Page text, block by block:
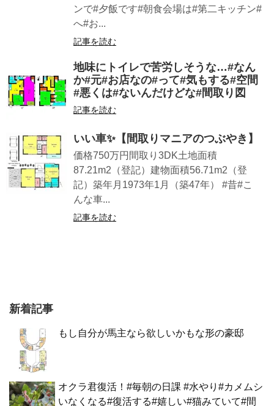
ンで#夕飯です#朝食会場は#第二キッチン#
へ#お...
記事を読む
地味にトイレで苦労しそうな…#なん
か#元#お店なの#って#気もする#空間
#悪くは#ないんだけどな#間取り図
記事を読む
いい車✨【間取りマニアのつぶやき】
価格750万円間取り3DK土地面積
87.21m2（登記）建物面積56.71m2（登
記）築年月1973年1月（築47年） #昔#こ
んな車...
記事を読む
新着記事
もし自分が馬主なら欲しいかもな形の豪邸
オクラ君復活！#毎朝の日課 #水やり#カメムシ
いなくなる#復活する#嬉しい#猫みていて#間